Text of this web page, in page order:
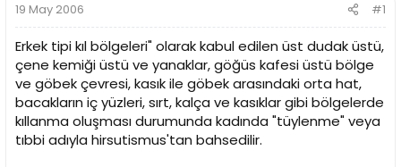
19 May 2006 #1
Erkek tipi kıl bölgeleri" olarak kabul edilen üst dudak üstü,
çene kemiği üstü ve yanaklar, göğüs kafesi üstü bölge
ve göbek çevresi, kasık ile göbek arasındaki orta hat,
bacakların iç yüzleri, sırt, kalça ve kasıklar gibi bölgelerde
kıllanma oluşması durumunda kadında "tüylenme" veya
tıbbi adıyla hirsutismus'tan bahsedilir.